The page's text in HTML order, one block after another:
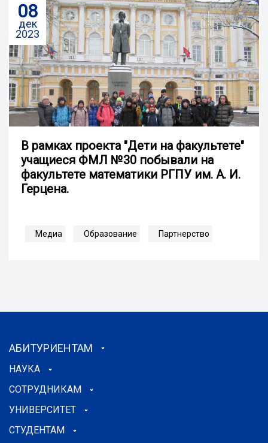
08
дек
2023
В рамках проекта "Дети на факультете"
учащиеся ФМЛ №30 побывали на
факультете математики РГПУ им. А. И.
Герцена.
Медиа Образование Партнерство
АБИТУРИЕНТАМ
НАУКА
СОТРУДНИКАМ
УНИВЕРСИТЕТ
СТУДЕНТАМ